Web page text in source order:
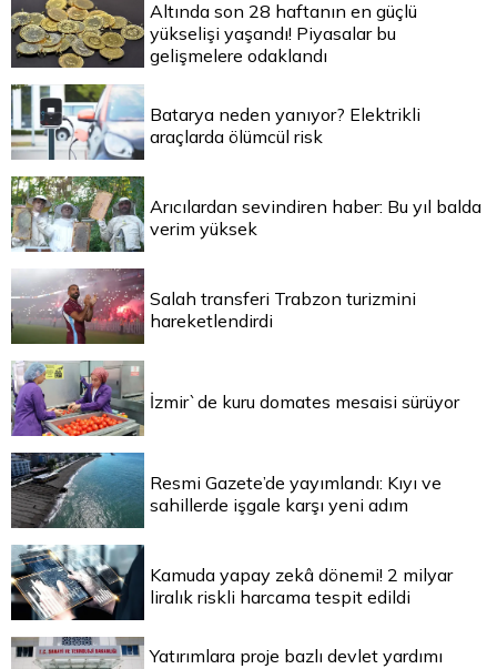
Altında son 28 haftanın en güçlü
yükselişi yaşandı! Piyasalar bu
gelişmelere odaklandı
Batarya neden yanıyor? Elektrikli
araçlarda ölümcül risk
Arıcılardan sevindiren haber: Bu yıl balda
verim yüksek
Salah transferi Trabzon turizmini
hareketlendirdi
İzmir`de kuru domates mesaisi sürüyor
Resmi Gazete’de yayımlandı: Kıyı ve
sahillerde işgale karşı yeni adım
Kamuda yapay zekâ dönemi! 2 milyar
liralık riskli harcama tespit edildi
Yatırımlara proje bazlı devlet yardımı